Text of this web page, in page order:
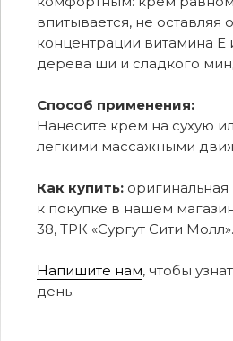
впитывается, не
концентрации витамина
дерева ши и сладкого
Способ применения:
Нанесите крем на сухую
легкими массажными
Как купить:
к покупке в нашем
38, ТРК «Сургут Сити Молл».
Напишите нам, чтобы
день.